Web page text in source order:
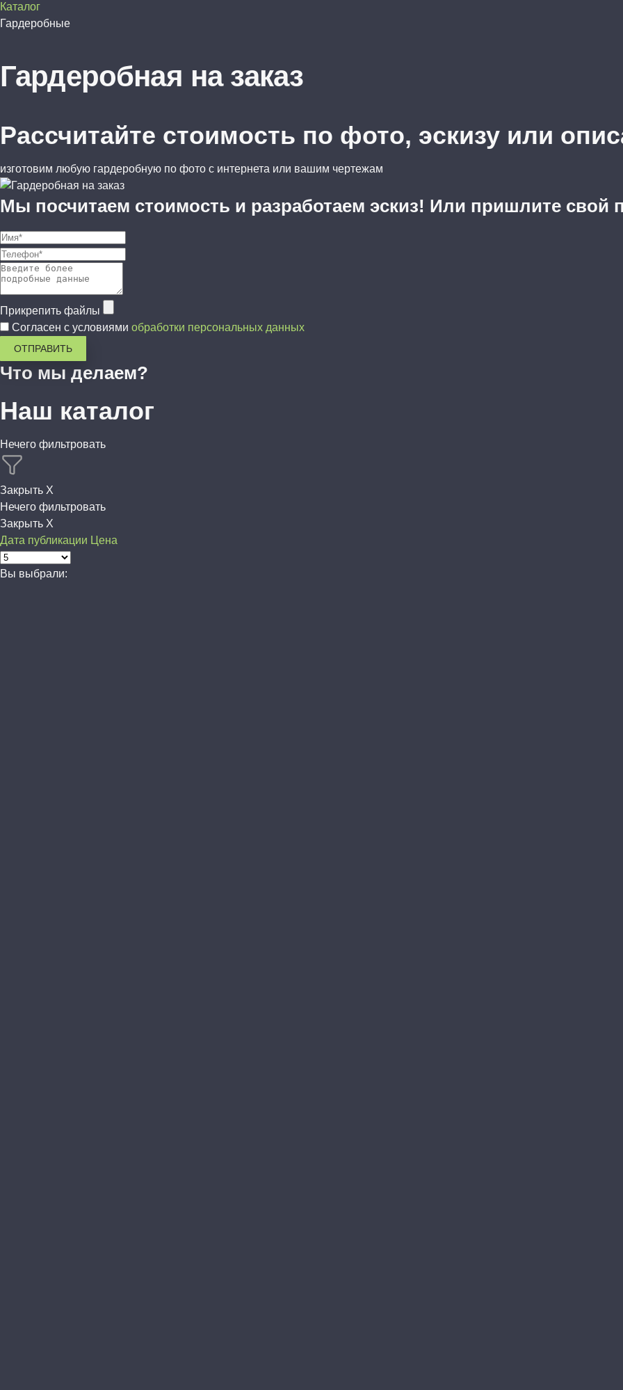
Каталог
Гардеробные
Гардеробная на заказ
Рассчитайте стоимость по фото, эскизу или
изготовим любую гардеробную по фото с интернета или вашим чертежам
Мы посчитаем стоимость и разработаем эскиз! Или пришлите свой
Прикрепить файлы
Согласен с условиями обработки персональных данных
Что мы делаем?
Наш каталог
Нечего фильтровать
Закрыть X
Нечего фильтровать
Закрыть X
Дата публикации Цена
Вы выбрали: